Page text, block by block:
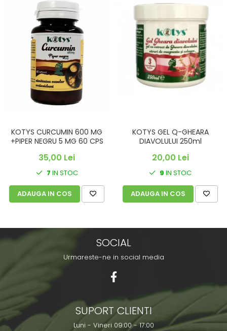
KOTYS CURCUMIN 600 MG
+PIPER NEGRU 5 MG 60 CPS
35,00 Lei
7 IN STOC
ADAUGA IN COS
KOTYS GEL Q-GHEARA
DIAVOLULUI 250ml
20,00 Lei
9 IN STOC
ADAUGA IN COS
SOCIAL
Urmareste-ne in social media
SUPORT CLIENTI
Luni - Vineri 09:00 - 17:00